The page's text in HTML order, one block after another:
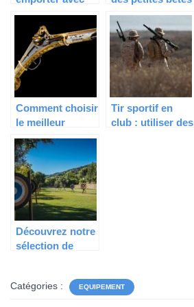
vous lors des
randonnées
dans la nature?
qui détruisent
votre jardin
Comment choisir
le meilleur
pistolet arbalète
pour le tir de
loisir
Tir sportif en
club : utiliser des
Découvrez notre
sélection de
Catégories : EQUIPEMENT